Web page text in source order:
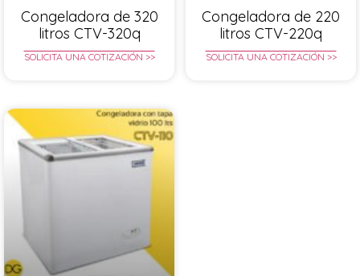
Congeladora de 320
litros CTV-320q
SOLICITA UNA COTIZACIÓN >>
Congeladora de 220
litros CTV-220q
SOLICITA UNA COTIZACIÓN >>